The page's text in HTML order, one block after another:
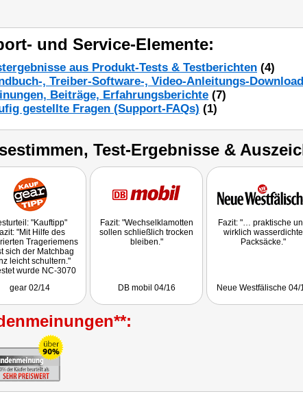
und Service-Elemente:
aus Produkt-Tests & Testberichten (4)
, Treiber-Software-, Video-Anleitungs-
Beiträge, Erfahrungsberichte (7)
gestellte Fragen (Support-FAQs) (1)
Test-Ergebnisse &
"Kauftipp"
"Mit Hilfe des
Trageriemens
sich der Matchbag
leicht schultern."
wurde NC-3070
gear 02/14
Fazit: "Wechselklamotten
sollen schließlich trocken
bleiben."
DB mobil 04/16
Fazit: "… praktische
wirklich wasserdichte
Packsäcke."
Neue Westfälische 04/